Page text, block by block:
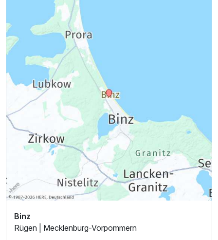
Ausstattung
Für 3 Tage p.P. ab348,75 €
Binz
Rügen | Mecklenburg-Vorpommern